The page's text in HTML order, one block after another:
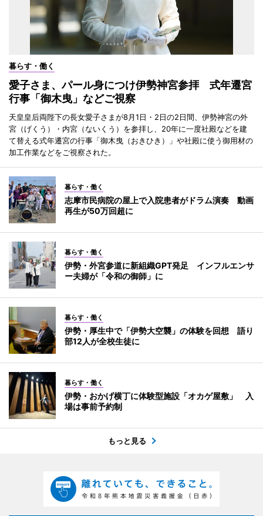
暮らす・働く
愛子さま、パール身につけ伊勢神宮参拝 式年遷宮
行事「御木曳」などご視察
天皇皇后両陛下の長女愛子さまが8月1日・2日の2日間、伊勢神宮の外
宮（げくう）・内宮（ないくう）を参拝し、20年に一度社殿などを建
て替える式年遷宮の行事「御木曳（おきひき）」や社殿に使う御用材の
加工作業などをご視察された。
暮らす・働く
志摩市民病院の屋上で入院患者がドラム演奏 動画
再生が50万回超に
暮らす・働く
伊勢・外宮参道に新組織GPT発足 インフルエンサ
ー夫婦が「令和の御師」に
暮らす・働く
伊勢・厚生中で「伊勢大空襲」の体験を回想 語り
部12人が全校生徒に
暮らす・働く
伊勢・おかげ横丁に体験型施設「オカゲ屋敷」 入
場は事前予約制
もっと見る